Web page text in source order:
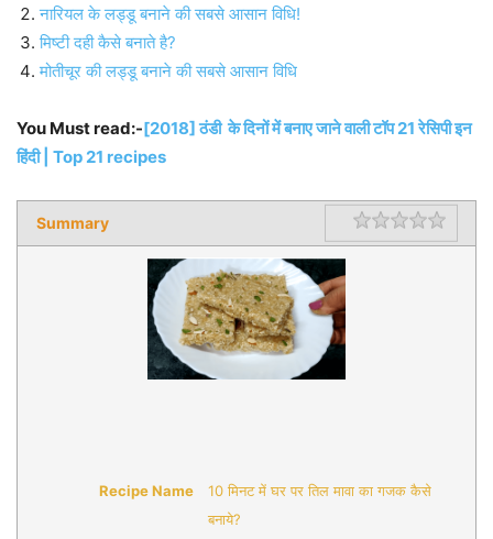
नारियल के लड्डू बनाने की सबसे आसान विधि!
मिष्टी दही कैसे बनाते है?
मोतीचूर की लड्डू बनाने की सबसे आसान विधि
You Must read:-[2018] ठंडी के दिनों में बनाए जाने वाली टॉप 21 रेसिपी इन
हिंदी | Top 21 recipes
Summary Rating
Recipe Name
10 मिनट में घर पर तिल मावा का गजक कैसे
बनाये?